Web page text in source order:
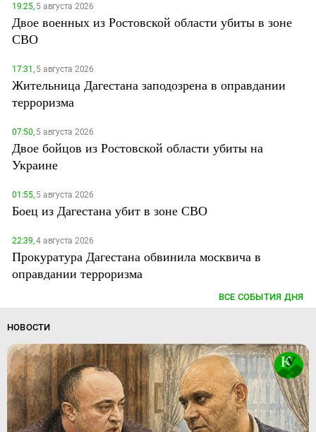
19:25,5 августа 2026
Двое военных из Ростовской области убиты в зоне
СВО
17:31,5 августа 2026
Жительница Дагестана заподозрена в оправдании
терроризма
07:50,5 августа 2026
Двое бойцов из Ростовской области убиты на
Украине
01:55,5 августа 2026
Боец из Дагестана убит в зоне СВО
22:39,4 августа 2026
Прокуратура Дагестана обвинила москвича в
оправдании терроризма
ВСЕ СОБЫТИЯ ДНЯ
НОВОСТИ